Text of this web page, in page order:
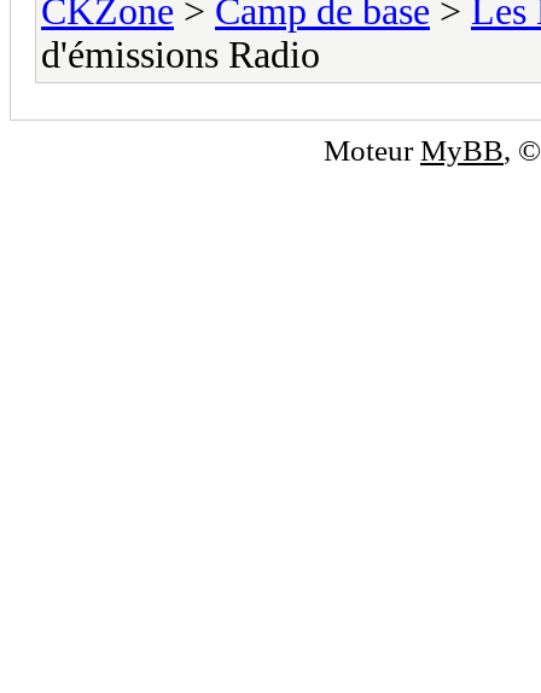
CKZone > Camp de base > Les
d'émissions Radio
MoteurMyBB,